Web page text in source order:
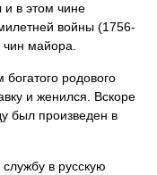
и в этом чине
войны (1756-
майора.
родового
и женился. Вскоре
был произведен в
в русскую